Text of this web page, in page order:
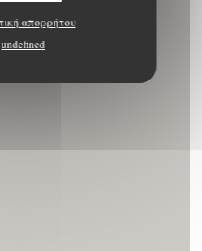
απορρήτου
undefined